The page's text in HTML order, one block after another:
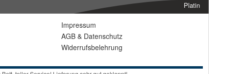
Platin
Impressum
AGB & Datenschutz
Widerrufsbelehrung